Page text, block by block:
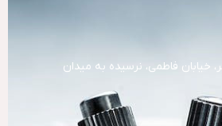
خیابان فاطمی، نرسیده به میدان